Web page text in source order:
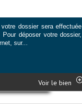
dossier sera effectuée
déposer votre dossier,
sur...
Voir le bien